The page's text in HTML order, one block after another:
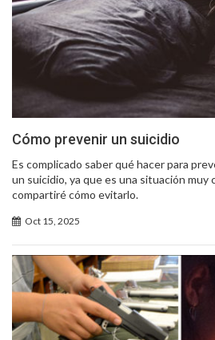
Cómo prevenir un suicidio
Es complicado saber qué hacer para
un suicidio, ya que es una situación muy
compartiré cómo evitarlo.
Oct 15, 2025